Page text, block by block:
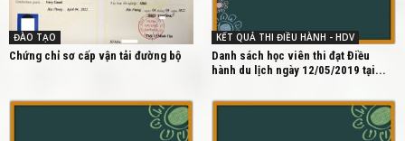
ĐÀO TẠO
Chứng chỉ sơ cấp vận tải đường bộ
KẾT QUẢ THI ĐIỀU HÀNH - HDV
Danh sách học viên thi đạt Điều
hành du lịch ngày 12/05/2019 tại...